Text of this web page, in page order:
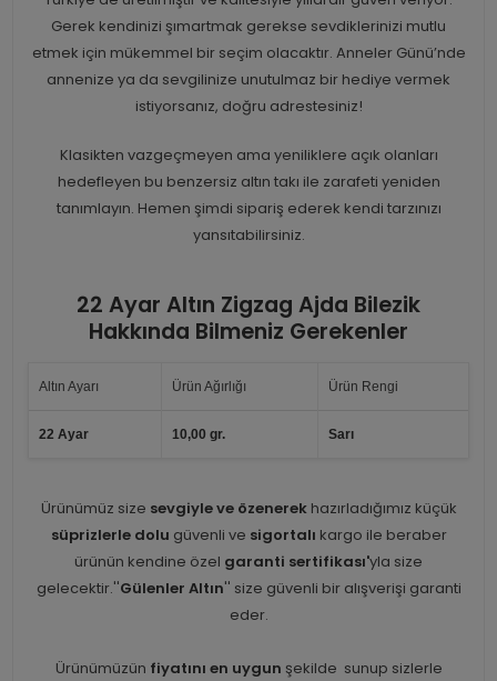
Gerek kendinizi şımartmak gerekse sevdiklerinizi mutlu
etmek için mükemmel bir seçim olacaktır. Anneler Günü’nde
annenize ya da sevgilinize unutulmaz bir hediye vermek
istiyorsanız, doğru adrestesiniz!
Klasikten vazgeçmeyen ama yeniliklere açık olanları
hedefleyen bu benzersiz altın takı ile zarafeti yeniden
tanımlayın. Hemen şimdi sipariş ederek kendi tarzınızı
yansıtabilirsiniz.
22 Ayar Altın Zigzag Ajda Bilezik
Hakkında Bilmeniz Gerekenler
Altın Ayarı Ürün Ağırlığı Ürün Rengi
22 Ayar 10,00 gr. Sarı
Ürünümüz size sevgiyle ve özenerekhazırladığımız küçük
süprizlerle dolu güvenli ve sigortalı kargo ile beraber
ürünün kendine özel garanti sertifikası'yla size
gelecektir.''Gülenler Altın'' size güvenli bir alışverişi garanti
eder.
Ürünümüzün fiyatını en uygun şekilde sunup sizlerle